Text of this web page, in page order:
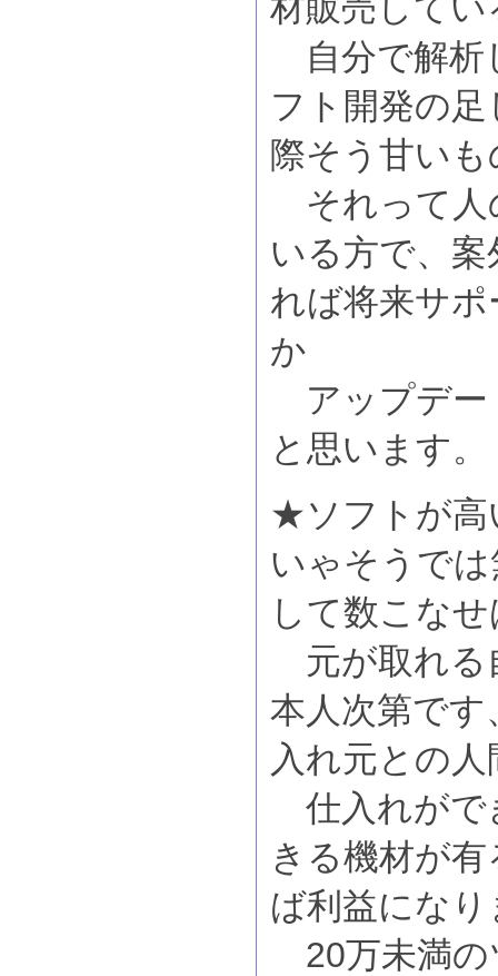
自分で解析
フト開発の
際そう甘い
それって人
いる方で、
れば将来サ
か
アップデー
と思います。
★ソフトが高
いゃそうで
して数こな
元が取れる
本人次第で
入れ元との
仕入れがで
きる機材が
ば利益にな
20万未満の